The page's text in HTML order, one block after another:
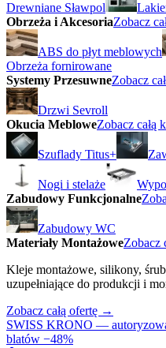
Drewniane Sławpol
Obrzeża i AkcesoriaZobacz
ABS do płyt meblowych
Obrzeża fornirowane
Systemy PrzesuwneZobacz
Drzwi Sevroll
Okucia MebloweZobacz całą
Szuflady Titus+
Nogi i stelaże
Zabudowy Funkcjonalne
Zabudowy WC
Materiały MontażoweZobacz
Kleje montażowe, silikony,
uzupełniające do produkcji i
Zobacz całą ofertę →
SWISS KRONO —
blatów −48%